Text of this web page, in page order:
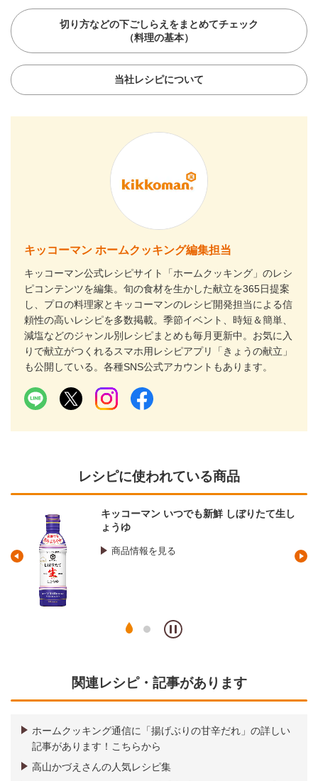
切り方などの下ごしらえをまとめてチェック
（料理の基本）
当社レシピについて
キッコーマン ホームクッキング編集担当
キッコーマン公式レシピサイト「ホームクッキング」のレシ
ピコンテンツを編集。旬の食材を生かした献立を365日提案
し、プロの料理家とキッコーマンのレシピ開発担当による信
頼性の高いレシピを多数掲載。季節イベント、時短＆簡単、
減塩などのジャンル別レシピまとめも毎月更新中。お気に入
りで献立がつくれるスマホ用レシピアプリ「きょうの献立」
も公開している。各種SNS公式アカウントもあります。
レシピに使われている商品
キッコーマン いつでも新鮮 しぼりたて生し
ょうゆ
商品情報を見る
関連レシピ・記事があります
ホームクッキング通信に「揚げぶりの甘辛だれ」の詳しい
記事があります！こちらから
高山かづえさんの人気レシピ集